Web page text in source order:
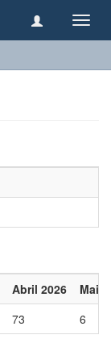
Abril 2026
Maio
73 6